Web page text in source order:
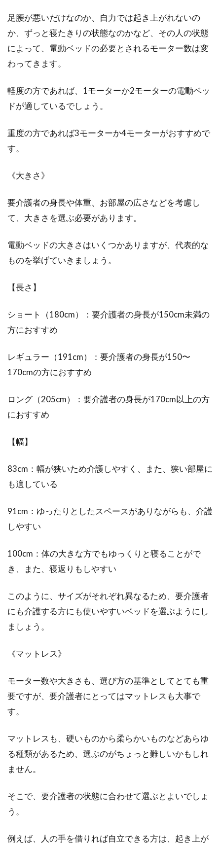
足腰が悪いだけなのか、自力では起き上がれないの
か、ずっと寝たきりの状態なのかなど、その人の状態
によって、電動ベッドの必要とされるモーター数は変
わってきます。
軽度の方であれば、1モーターか2モーターの電動ベッ
ドが適しているでしょう。
重度の方であれば3モーターか4モーターがおすすめで
す。
《大きさ》
要介護者の身長や体重、お部屋の広さなどを考慮し
て、大きさを選ぶ必要があります。
電動ベッドの大きさはいくつかありますが、代表的な
ものを挙げていきましょう。
【長さ】
ショート（180cm）：要介護者の身長が150cm未満の
方におすすめ
レギュラー（191cm）：要介護者の身長が150〜
170cmの方におすすめ
ロング（205cm）：要介護者の身長が170cm以上の方
におすすめ
【幅】
83cm：幅が狭いため介護しやすく、また、狭い部屋に
も適している
91cm：ゆったりとしたスペースがありながらも、介護
しやすい
100cm：体の大きな方でもゆっくりと寝ることがで
き、また、寝返りもしやすい
このように、サイズがそれぞれ異なるため、要介護者
にも介護する方にも使いやすいベッドを選ぶようにし
ましょう。
《マットレス》
モーター数や大きさも、選び方の基準としてとても重
要ですが、要介護者にとってはマットレスも大事で
す。
マットレスも、硬いものから柔らかいものなどあらゆ
る種類があるため、選ぶのがちょっと難しいかもしれ
ません。
そこで、要介護者の状態に合わせて選ぶとよいでしょ
う。
例えば、人の手を借りれば自立できる方は、起き上が